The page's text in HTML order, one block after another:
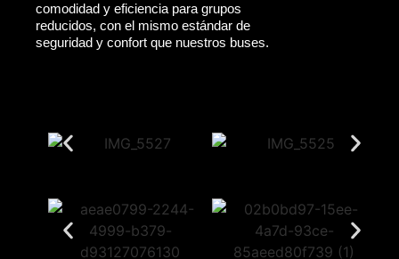
comodidad y eficiencia para grupos
reducidos, con el mismo estándar de
seguridad y confort que nuestros buses.